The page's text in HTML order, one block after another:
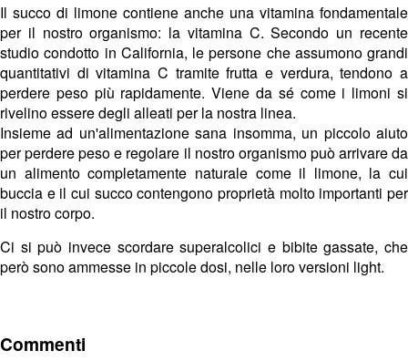
Il succo di limone contiene anche una vitamina fondamentale
per il nostro organismo: la vitamina C. Secondo un recente
studio condotto in California, le persone che assumono grandi
quantitativi di vitamina C tramite frutta e verdura, tendono a
perdere peso più rapidamente. Viene da sé come i limoni si
rivelino essere degli alleati per la nostra linea.
Insieme ad un'alimentazione sana insomma, un piccolo aiuto
per perdere peso e regolare il nostro organismo può arrivare da
un alimento completamente naturale come il limone, la cui
buccia e il cui succo contengono proprietà molto importanti per
il nostro corpo.
Ci si può invece scordare superalcolici e bibite gassate, che
però sono ammesse in piccole dosi, nelle loro versioni light.
Commenti